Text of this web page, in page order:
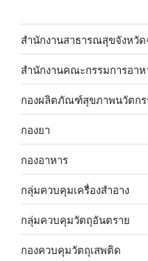
สำนักงานสาธารณสุขจังหวัด
สำนักงานคณะกรรมการอาห
กองผลิตภัณฑ์สุขภาพนวัตกร
กองยา
กองอาหาร
กลุ่มควบคุมเครื่องสำอาง
กลุ่มควบคุมวัตถุอันตราย
กองควบคุมวัตถุเสพติด